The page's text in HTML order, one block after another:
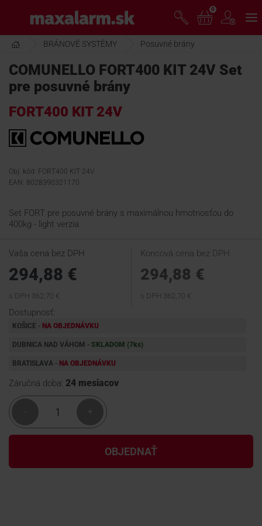
hlavnému
obsahu
www.maxalarm.sk
AKCIA MESIACA
PRODUKTY
SPOLOČNOSŤ
ŠKOLENIE
PODPORA
KONTAKTY
0
BRÁNOVÉ SYSTÉMY Posuvné brány
COMUNELLO FORT400 KIT 24V Set
pre posuvné brány
FORT400 KIT 24V
Obj. kód: FORT400 KIT 24V
EAN: 8028390321170
Set FORT pre posuvné brány s maximálnou hmotnosťou do
400kg - light verzia
Vaša cena bez DPH
294,88 €
s DPH 362,70 €
Koncová cena bez DPH
294,88 €
s DPH 362,70 €
Dostupnosť:
KOŠICE - NA OBJEDNÁVKU
DUBNICA NAD VÁHOM - SKLADOM (7 ks)
BRATISLAVA - NA OBJEDNÁVKU
Záručná doba: 24 mesiacov
- +
OBJEDNAŤ